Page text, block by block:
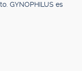
GYNOPHILUS es